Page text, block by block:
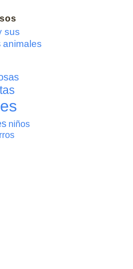
sus
animales
niños